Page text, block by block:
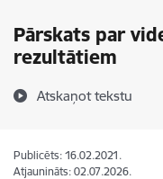
Pārskats par
rezultātiem
Atskaņot tekstu
Publicēts: 16.02.2021.
Atjaunināts: 02.07.2026.